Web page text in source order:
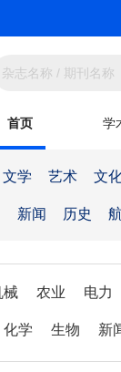
首页 学
文学 艺术 文
新闻 历史
械 农业 电力
化学 生物 新